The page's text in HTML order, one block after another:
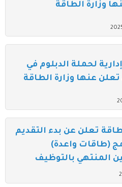
وزارة الطاقة
لحملة الدبلوم في
عنها وزارة الطاقة
تعلن عن بدء التقديم
(طاقات واعدة)
المنتهي بالتوظيف